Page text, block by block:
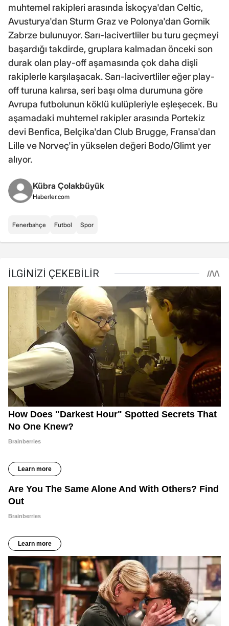
muhtemel rakipleri arasında İskoçya'dan Celtic,
Avusturya'dan Sturm Graz ve Polonya'dan Gornik
Zabrze bulunuyor. Sarı-lacivertliler bu turu geçmeyi
başardığı takdirde, gruplara kalmadan önceki son
durak olan play-off aşamasında çok daha dişli
rakiplerle karşılaşacak. Sarı-lacivertliler eğer play-
off turuna kalırsa, seri başı olma durumuna göre
Avrupa futbolunun köklü kulüpleriyle eşleşecek. Bu
aşamadaki muhtemel rakipler arasında Portekiz
devi Benfica, Belçika'dan Club Brugge, Fransa'dan
Lille ve Norveç'in yükselen değeri Bodo/Glimt yer
alıyor.
Kübra Çolakbüyük
Haberler.com
Fenerbahçe Futbol Spor